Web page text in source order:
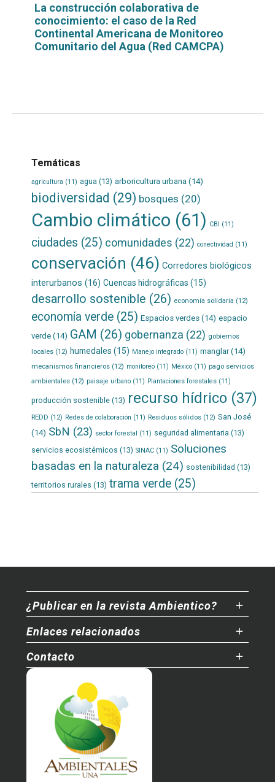
La construcción colaborativa de
conocimiento: el caso de la Red
Continental Americana de Monitoreo
Comunitario del Agua (Red CAMCPA)
Temáticas
agricultura (11) agua (13) arboricultura urbana (14)
biodiversidad (29) bosques (20)
Cambio climático (61) CBI (11)
ciudades (25) comunidades (22) conectividad (11)
conservación (46) Corredores biológicos
interurbanos (16) Cuencas hidrográficas (15)
desarrollo sostenible (26) economía solidaria (12)
economía verde(25) Espacios verdes(14) espacio
verde(14) GAM (26) gobernanza (22) gobiernos
locales(12) humedales (15) Manejo integrado(11) manglar(14)
mecanismos financieros(12) monitoreo(11) México(11) pago servicios
ambientales(12) paisaje urbano(11) Plantaciones forestales(11)
producción sostenible(13) recurso hídrico(37)
REDD (12) Redes de colaboración (11) Residuos sólidos(12) San José
(14) SbN (23) sector forestal (11) seguridad alimentaria (13)
servicios ecosistémicos (13) SINAC(11) Soluciones
basadas en la naturaleza (24) sostenibilidad (13)
territorios rurales (13) trama verde(25)
¿Publicar en la revista Ambientico?
Enlaces relacionados
Contacto